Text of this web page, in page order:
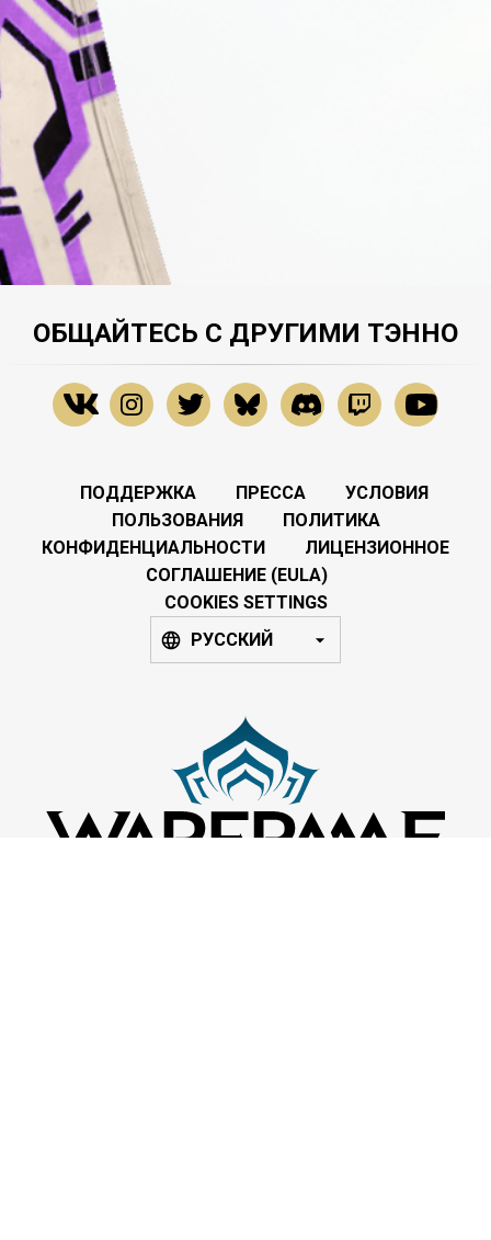
ОБЩАЙТЕСЬ С ДРУГИМИ ТЭННО
ПОДДЕРЖКА ПРЕССА
УСЛОВИЯ
ПОЛЬЗОВАНИЯ
ПОЛИТИКА
КОНФИДЕНЦИАЛЬНОСТИ
ЛИЦЕНЗИОННОЕ
СОГЛАШЕНИЕ (EULA)
COOKIES SETTINGS
РУССКИЙ